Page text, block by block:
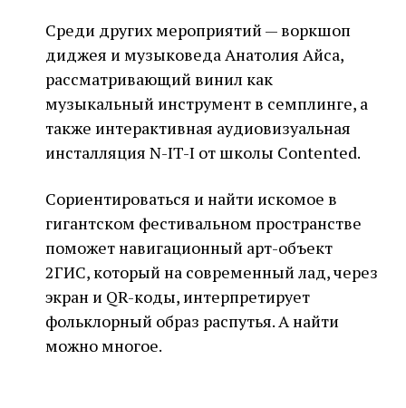
Среди других мероприятий — воркшоп
диджея и музыковеда Анатолия Айса,
рассматривающий винил как
музыкальный инструмент в семплинге, а
также интерактивная аудиовизуальная
инсталляция N-IT-I от школы Contented.
Сориентироваться и найти искомое в
гигантском фестивальном пространстве
поможет навигационный арт-объект
2ГИС, который на современный лад, через
экран и QR-коды, интерпретирует
фольклорный образ распутья. А найти
можно многое.